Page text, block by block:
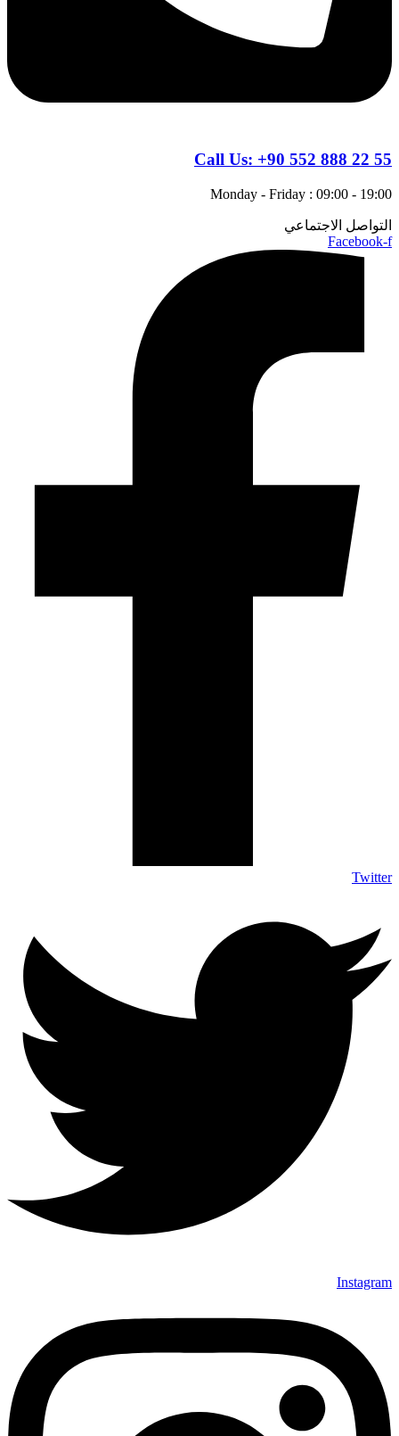
Call Us: +90 552 888 22 55
Monday - Friday : 09:00 - 19:00
التواصل الاجتماعي
Facebook-f
Twitter
Instagram